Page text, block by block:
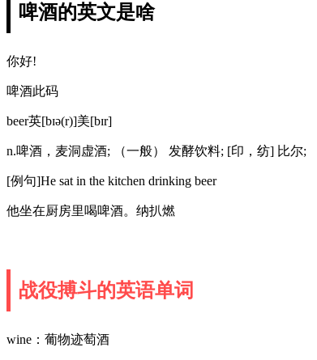
啤酒的英文是啥
你好!
啤酒此码
beer英[bɪə(r)]美[bɪr]
n.啤酒，麦洞虚酒; （一般） 发酵饮料; [印，纺] 比尔;
[例句]He sat in the kitchen drinking beer
他坐在厨房里喝啤酒。纳扒燃
战役搏斗的英语单词
wine：葡物迹萄酒